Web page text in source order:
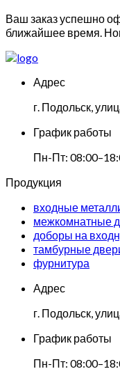
Ваш заказ успешно
ближайшее время.
Адрес
г. Подольск,
График работы
Пн-Пт:
Продукция
входные
межкомнатные
доборы на
тамбурные
фурнитура
Адрес
г. Подольск,
График работы
Пн-Пт: